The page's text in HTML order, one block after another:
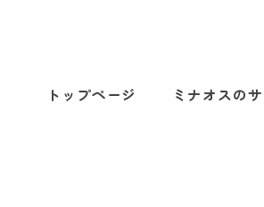
トップページ ミナオスの